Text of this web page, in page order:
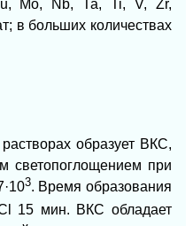
Mo, Nb, Та, Ti, V, Zr,
в больших количествах
образует ВКС,
светопоглощением при
3. Время образования
15 мин. ВКС обладает